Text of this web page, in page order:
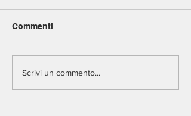
Commenti
Scrivi un commento...